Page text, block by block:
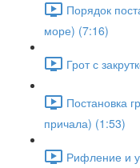
Порядок
море) (7:16)
Грот с
Постановка
причала) (1:53)
Рифление и